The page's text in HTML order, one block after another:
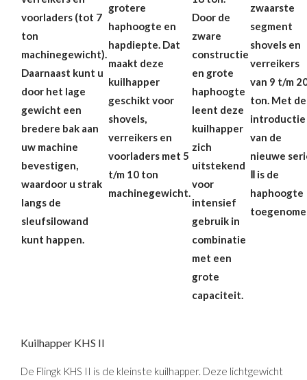
voorladers (tot 7
ton
machinegewicht).
Daarnaast kunt u
door het lage
gewicht een
bredere bak aan
uw machine
bevestigen,
waardoor u strak
langs de
sleufsilowand
kunt happen.
grotere
haphoogte en
hapdiepte. Dat
maakt deze
kuilhapper
geschikt voor
shovels,
verreikers en
voorladers met 5
t/m 10 ton
machinegewicht.
Door de
zware
constructie
en grote
haphoogte
leent deze
kuilhapper
zich
uitstekend
voor
intensief
gebruik in
combinatie
met een
grote
capaciteit.
zwaarste
segment
shovels en
verreikers
van 9 t/m
ton. Met de
introductie
van de
nieuwe
Ⅱ is de
haphoogte
Kuilhapper KHS II
De Flingk KHS II is de kleinste kuilhapper. Deze lichtgewicht